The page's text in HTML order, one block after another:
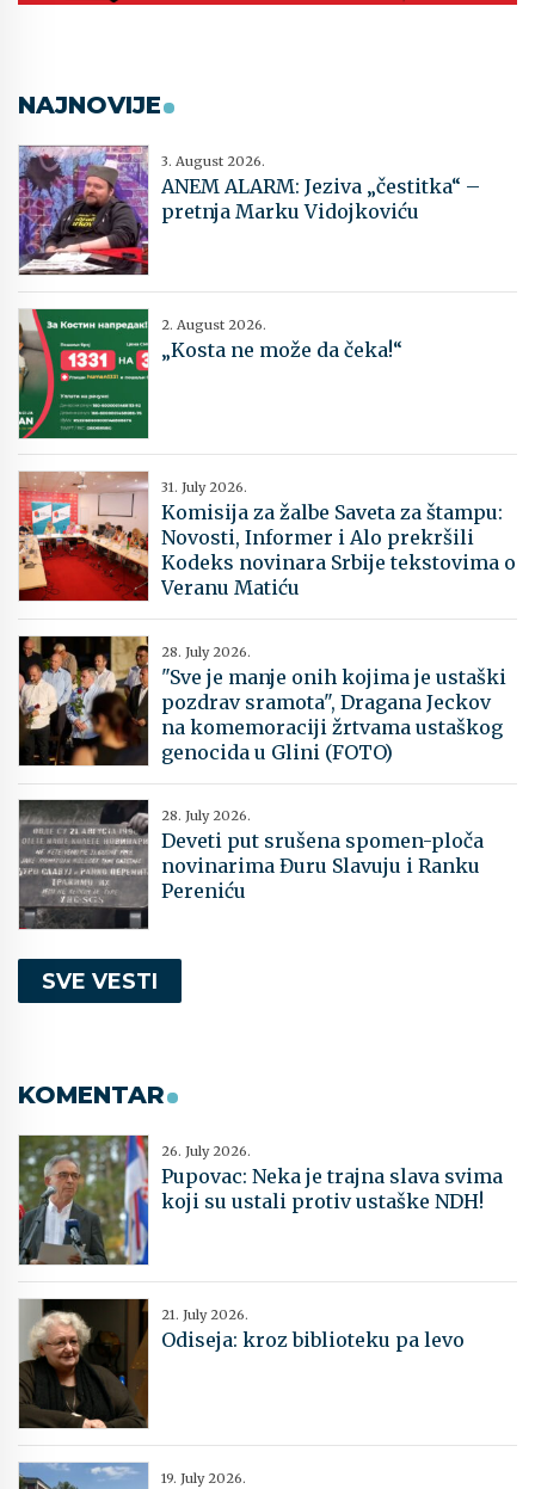
NAJNOVIJE
3. August 2026.
ANEM ALARM: Jeziva „čestitka“ –
pretnja Marku Vidojkoviću
2. August 2026.
„Kosta ne može da čeka!“
31. July 2026.
Komisija za žalbe Saveta za štampu:
Novosti, Informer i Alo prekršili
Kodeks novinara Srbije tekstovima o
Veranu Matiću
28. July 2026.
"Sve je manje onih kojima je ustaški
pozdrav sramota", Dragana Jeckov
na komemoraciji žrtvama ustaškog
genocida u Glini (FOTO)
28. July 2026.
Deveti put srušena spomen-ploča
novinarima Đuru Slavuju i Ranku
Pereniću
SVE VESTI
KOMENTAR
26. July 2026.
Pupovac: Neka je trajna slava svima
koji su ustali protiv ustaške NDH!
21. July 2026.
Odiseja: kroz biblioteku pa levo
19. July 2026.